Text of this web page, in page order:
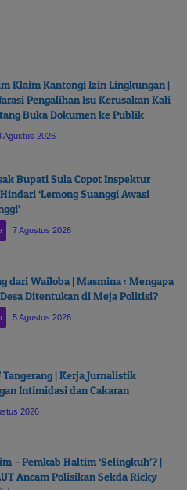
Klaim Kantongi Izin Lingkungan |
Pengalihan Isu Kerusakan Kali
Buka Dokumen ke Publik
Agustus 2026
Bupati Sula Copot Inspektur
‘Lemong Suanggi Awasi
7 Agustus 2026
dari Wailoba | Masmina : Mengapa
Ditentukan di Meja Politisi?
5 Agustus 2026
Tangerang | Kerja Jurnalistik
Intimidasi dan Cakaran
2026
– Pemkab Haltim ‘Selingkuh’? |
Ancam Polisikan Sekda Ricky